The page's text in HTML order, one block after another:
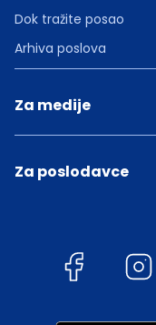
Dok tražite posao
Arhiva poslova
Za medije
Za poslodavce